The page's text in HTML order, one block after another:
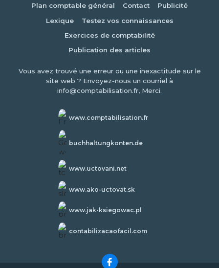
Plan comptable général
Contact
Publicité
Lexique
Testez vos connaissances
Exercices de comptabilité
Publication des articles
Vous avez trouvé une erreur ou une inexactitude sur le
site web ? Envoyez-nous un courriel à
info@comptabilisation.fr, Merci.
www.comptabilisation.fr
buchhaltungkonten.de
www.uctovani.net
www.ako-uctovat.sk
www.jak-ksiegowac.pl
contabilizacaofacil.com